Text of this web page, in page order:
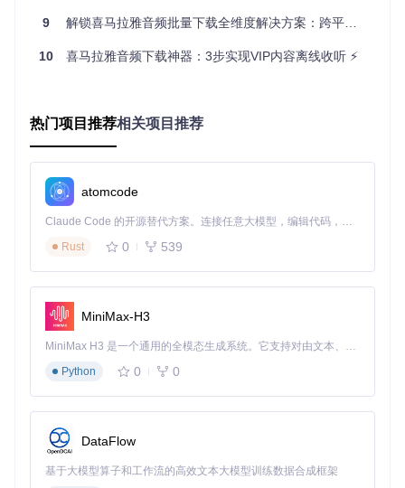
学习者的知识存档库
个人学习资料库。支持按专辑分类管理，随时复习重点内容。
名规则确保文件有序排列，轻松构建个人音频图书馆。
南
准备工作：获取并安装工具
_mirrors/xm/xmly-downloader-qt5
根据系统环境编译运行（具体步骤参见项目文档）
启动程序，进入主操作界面
核心操作流程
步骤
1. 身份
验证
输入包含权限信息的
Cookie
确保账号拥有相应内容
2. 内容
解析
输入专辑ID并点
击"解析"
部分专辑可能需要VIP
权限
3. 批量
下载
选择音频文件后点
9 解锁喜马拉雅音频批量下载全维度解决方案：跨平台自由收听新体验
10 喜马拉雅音频下载神器：3步实现VIP内容离线收听 ⚡️
热门项目推荐相关项目推荐
atomcode
Claude Code 的开源替代方案。连接任意大模型，编辑代码，运行命令，自动验证 — 全自动执行。用 Rust 构建，极致性能。 ｜ An open-source alternative to Claude Code. Connect any LLM, edit code, run commands, and verify changes — autonomously. Built in Rust for speed. Get Started
Rust
0 539
MiniMax-H3
MiniMax H3 是一个通用的全模态生成系统。它支持对由文本、图像、视频和音频组成的多模态上下文进行统一理解，并能生成分辨率高达 2K、时长可达 15 秒的带原生立体声音频的视频。得益于面向任务泛化的系统设计，H3 在预训练阶段就已具备广泛的多模态上下文理解与生成能力，能够出色地执行复杂的多模态指令。
Python
0 0
DataFlow
基于大模型算子和工作流的高效文本大模型训练数据合成框架